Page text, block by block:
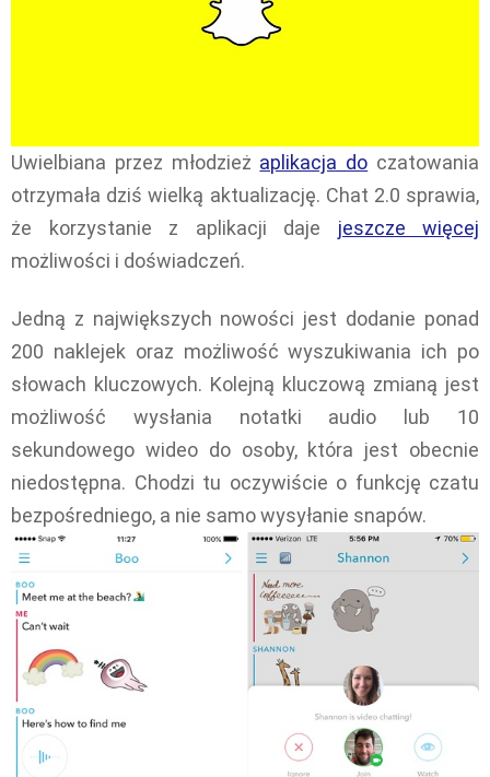
Uwielbiana przez młodzież aplikacja do czatowania
otrzymała dziś wielką aktualizację. Chat 2.0 sprawia,
że korzystanie z aplikacji daje jeszcze więcej
możliwości i doświadczeń.
Jedną z największych nowości jest dodanie ponad
200 naklejek oraz możliwość wyszukiwania ich po
słowach kluczowych. Kolejną kluczową zmianą jest
możliwość wysłania notatki audio lub 10
sekundowego wideo do osoby, która jest obecnie
niedostępna. Chodzi tu oczywiście o funkcję czatu
bezpośredniego, a nie samo wysyłanie snapów.